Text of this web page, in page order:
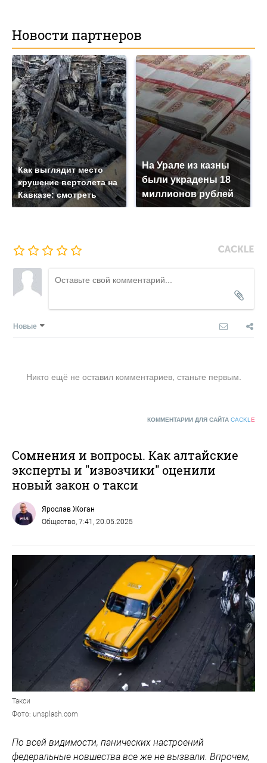
Новости партнеров
Как выглядит место
крушение вертолета на
Кавказе: смотреть
На Урале из казны
были украдены 18
миллионов рублей
Новые
Никто ещё не оставил комментариев, станьте первым.
КОММЕНТАРИИ ДЛЯ САЙТА CACKL E
Сомнения и вопросы. Как алтайские
эксперты и "извозчики" оценили
новый закон о такси
Ярослав Жоган
Общество , 7:41, 20.05.2025
Такси
Фото: unsplash.com
По всей видимости, панических настроений
федеральные новшества все же не вызвали. Впрочем,